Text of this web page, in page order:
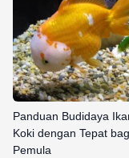
Panduan Budidaya
Koki dengan Tepat
Pemula